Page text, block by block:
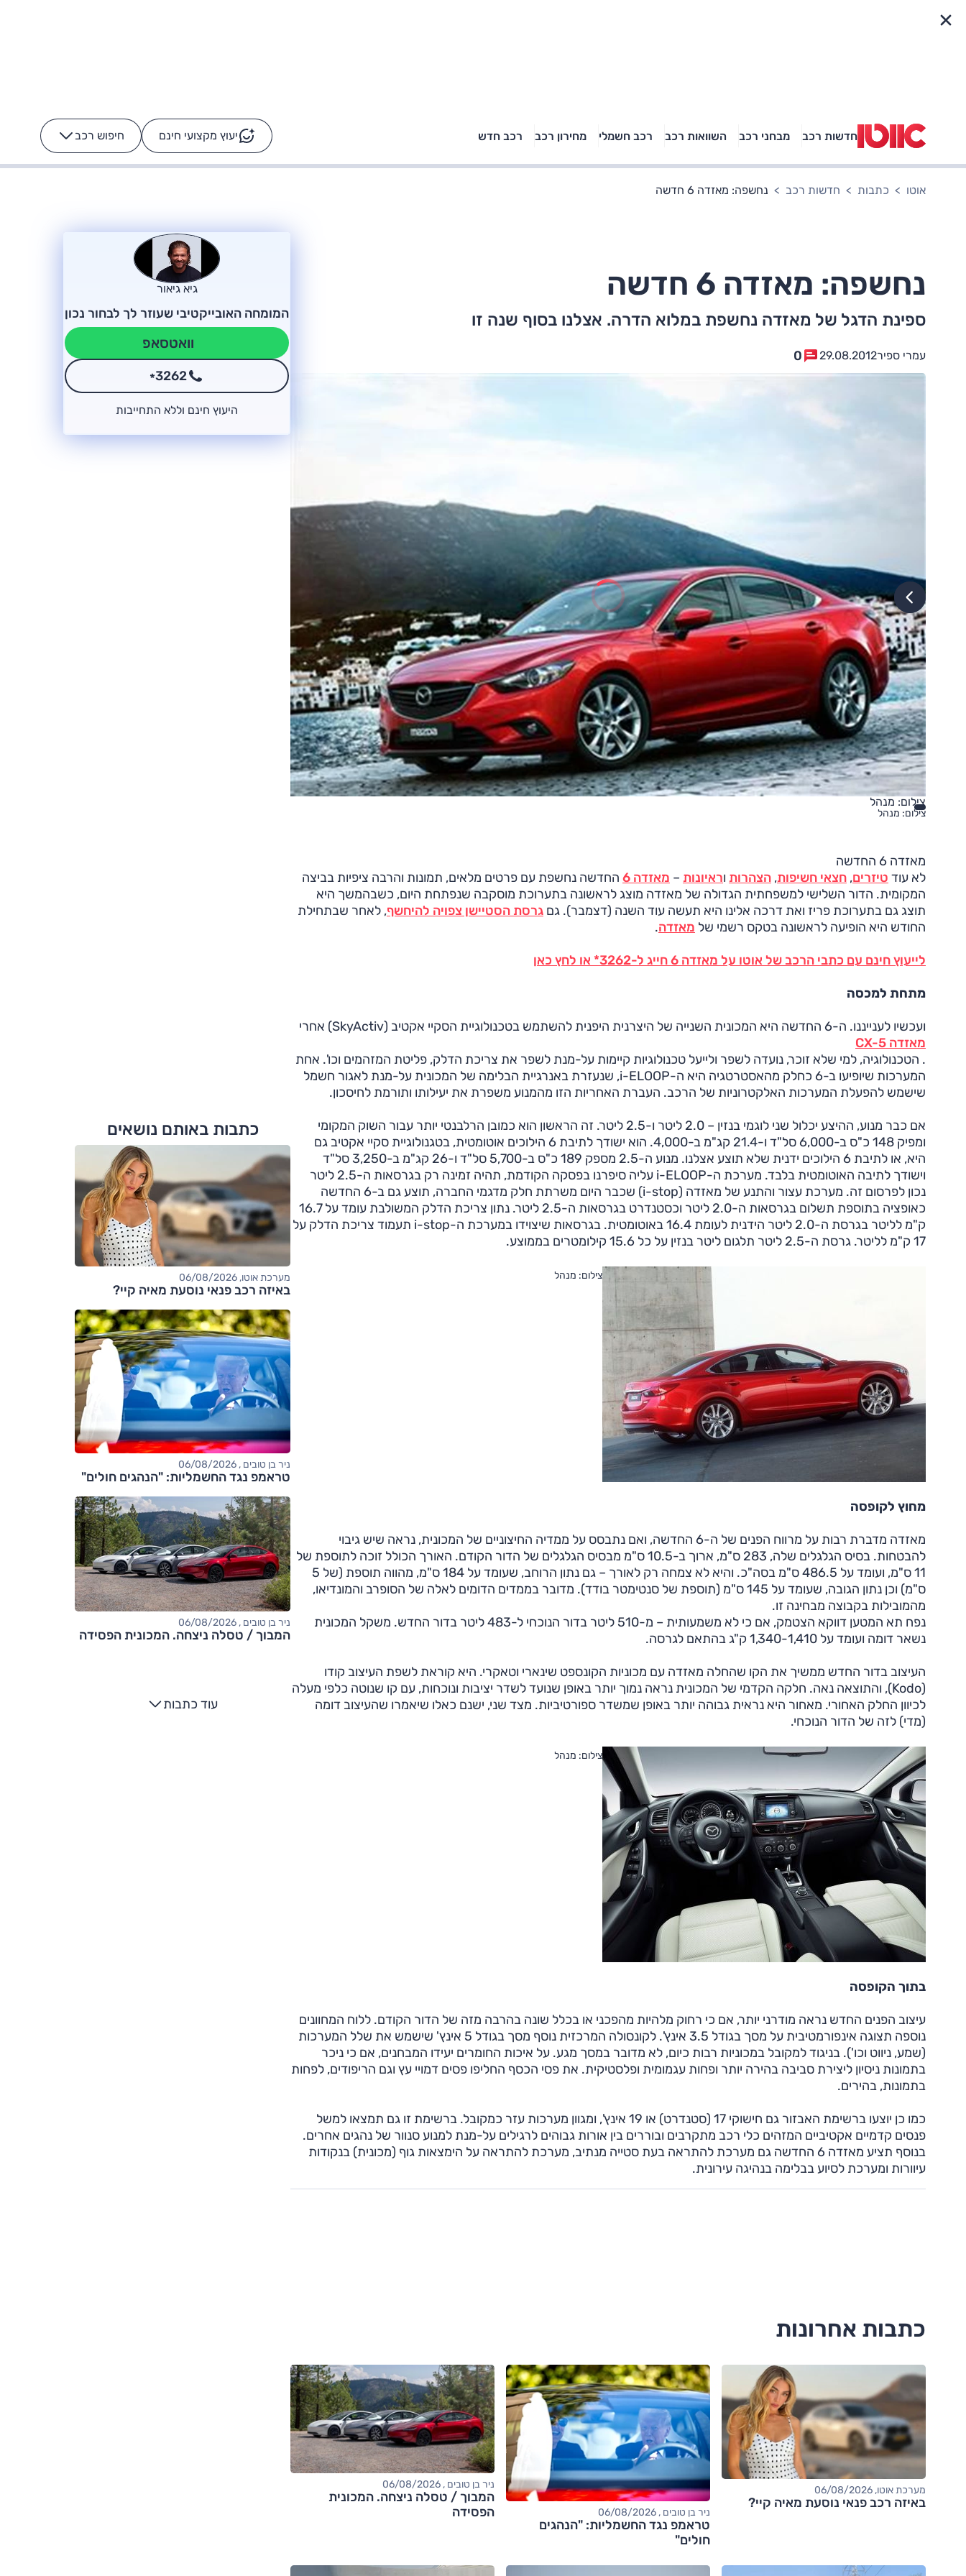
חדשות רכב מבחני רכב השוואות רכב רכב חשמלי מחירון רכב רכב חדש יעוץ מקצועי חינם חיפוש רכב -
באיזה רכב פנאי נוסעת
טויוטה ראב 4, קיה
ספורטאז' לונג ויונדאי
הנייר ועל הכביש
רכבי הסלבס: על מה נוסע
הרכב לא מתקלקל. המסך
כן
אוטו כתבות חדשות רכב נחשפה: מאזדה 6 חדשה
נחשפה: מאזדה 6 חדשה
ספינת הדגל של מאזדה נחשפת במלוא הדרה. אצלנו בסוף שנה זו
עמרי ספיר29.08.2012
0
צילום: מנהל
צילום: מנהל
מאזדה 6 החדשה
לא עוד טיזרים, חצאי חשיפות, הצהרות וראיונות – מאזדה 6
החדשה נחשפת עם פרטים מלאים, תמונות והרבה ציפיות בביצה
המקומית. הדור השלישי למשפחתית הגדולה של מאזדה מוצג לראשונה בתערוכת מוסקבה שנפתחת היום, כשבהמשך היא
תוצג גם בתערוכת פריז ואת דרכה אלינו היא תעשה עוד השנה (דצמבר). גם גרסת הסטיישן צפויה להיחשף, לאחר שבתחילת
החודש היא הופיעה לראשונה בטקס רשמי של מאזדה.
לייעוץ חינם עם כתבי הרכב של אוטו על מאזדה 6 חייג ל-3262* או לחץ כאן
מתחת למכסה
ועכשיו לענייננו. ה-6 החדשה היא המכונית השנייה של היצרנית היפנית להשתמש בטכנולוגיית הסקיי אקטיב (SkyActiv) אחרי
מאזדה CX-5
. הטכנולוגיה, למי שלא זוכר, נועדה לשפר ולייעל טכנולוגיות קיימות על-מנת לשפר את צריכת הדלק, פליטת המזהמים וכו'. אחת
המערכות שיופיעו ב-6 כחלק מהאסטרטגיה היא ה-i-ELOOP, שנעזרת באנרגיית הבלימה של המכונית על-מנת לאגור חשמל
שישמש להפעלת המערכות האלקטרוניות של הרכב. העברת האחריות הזו מהמנוע משפרת את יעילותו ותורמת לחיסכון.
אם כבר מנוע, ההיצע יכלול שני לוגמי בנזין – 2.0 ליטר ו-2.5 ליטר. זה הראשון הוא כמובן הרלבנטי יותר עבור השוק המקומי
ומפיק 148 כ"ס ב-6,000 סל"ד ו-21.4 קג"מ ב-4,000. הוא ישודך לתיבת 6 הילוכים אוטומטית, בטגנולוגיית סקיי אקטיב גם
היא, או לתיבת 6 הילוכים ידנית שלא תוצע אצלנו. מנוע ה-2.5 מספק 189 כ"ס ב-5,700 סל"ד ו-26 קג"מ ב-3,250 סל"ד
וישודך לתיבה האוטומטית בלבד. מערכת ה-i-ELOOP עליה סיפרנו בפסקה הקודמת, תהיה זמינה רק בגרסאות ה-2.5 ליטר
נכון לפרסום זה. מערכת עצור והתנע של מאזדה (i-stop) שכבר היום משרתת חלק מדגמי החברה, תוצע גם ב-6 החדשה
כאופציה בתוספת תשלום בגרסאות ה-2.0 ליטר וכסטנדרט בגרסאות ה-2.5 ליטר. נתון צריכת הדלק המשולבת עומד על 16.7
ק"מ לליטר בגרסת ה-2.0 ליטר הידנית לעומת 16.4 באוטומטית. בגרסאות שיצוידו במערכת ה-i-stop תעמוד צריכת הדלק על
17 ק"מ לליטר. גרסת ה-2.5 ליטר תלגום ליטר בנזין על כל 15.6 קילומטרים בממוצע.
צילום: מנהל
מחוץ לקופסה
מאזדה מדברת רבות על מרווח הפנים של ה-6 החדשה, ואם נתבסס על ממדיה החיצוניים של המכונית, נראה שיש גיבוי
להבטחות. בסיס הגלגלים שלה, 283 ס"מ, ארוך ב-10.5 ס"מ מבסיס הגלגלים של הדור הקודם. האורך הכולל זוכה לתוספת של
11 ס"מ, ועומד על 486.5 ס"מ בסה"כ. והיא לא צמחה רק לאורך – גם נתון הרוחב, שעומד על 184 ס"מ, מהווה תוספת (של 5
ס"מ) וכן נתון הגובה, שעומד על 145 ס"מ (תוספת של סנטימטר בודד). מדובר בממדים הדומים לאלה של הסופרב והמונדיאו,
מהמובילות בקבוצה מבחינה זו.
נפח תא המטען דווקא הצטמק, אם כי לא משמעותית – מ-510 ליטר בדור הנוכחי ל-483 ליטר בדור החדש. משקל המכונית
נשאר דומה ועומד על 1,340-1,410 ק"ג בהתאם לגרסה.
העיצוב בדור החדש ממשיך את הקו שהחלה מאזדה עם מכוניות הקונספט שינארי וטאקרי. היא קוראת לשפת העיצוב קודו
(Kodo), והתוצאה נאה. חלקה הקדמי של המכונית נראה נמוך יותר באופן שנועד לשדר יציבות ונוכחות, עם קו שנוטה כלפי מעלה
לכיוון החלק האחורי. מאחור היא נראית גבוהה יותר באופן שמשדר ספורטיביות. מצד שני, ישנם כאלו שיאמרו שהעיצוב דומה
(מדי) לזה של הדור הנוכחי.
צילום: מנהל
בתוך הקופסה
עיצוב הפנים החדש נראה מודרני יותר, אם כי רחוק מלהיות מהפכני או בכלל שונה בהרבה מזה של הדור הקודם. ללוח המחוונים
נוספה תצוגה אינפורמטיבית על מסך בגודל 3.5 אינץ'. לקונסולה המרכזית נוסף מסך בגודל 5 אינץ' שישמש את שלל המערכות
(שמע, ניווט וכו'). בניגוד למקובל במכוניות רבות כיום, לא מדובר במסך מגע. על איכות החומרים יעידו המבחנים, אם כי ניכר
בתמונות ניסיון ליצירת סביבה בהירה יותר ופחות עגמומית ופלסטיקית. את פסי הכסף החליפו פסים דמויי עץ וגם הריפודים, לפחות
בתמונות, בהירים.
כמו כן יוצעו ברשימת האבזור גם חישוקי 17 (סטנדרט) או 19 אינץ', ומגוון מערכות עזר כמקובל. ברשימת זו גם תמצאו למשל
פנסים קדמיים אקטיביים המזהים כלי רכב מתקרבים ובוררים בין אורות גבוהים לרגילים על-מנת למנוע סנוור של נהגים אחרים.
בנוסף תציע מאזדה 6 החדשה גם מערכת להתראה בעת סטייה מנתיב, מערכת להתראה על הימצאות גוף (מכונית) בנקודות
עיוורות ומערכת לסיוע בבלימה בנהיגה עירונית.
כתבות אחרונות
מערכת אוטו, 06/08/2026
באיזה רכב פנאי נוסעת מאיה קיי?
ניר בן טובים , 06/08/2026
טראמפ נגד החשמליות: "הנהגים
חולים"
ניר בן טובים , 06/08/2026
המבוך / טסלה ניצחה. המכונית
הפסידה
גיא גיאור
המומחה האובייקטיבי שעוזר לך לבחור נכון
וואטסאפ
*3262
היעוץ חינם וללא התחייבות
כתבות באותם נושאים
מערכת אוטו, 06/08/2026
באיזה רכב פנאי נוסעת מאיה קיי?
ניר בן טובים , 06/08/2026
טראמפ נגד החשמליות: "הנהגים חולים"
ניר בן טובים , 06/08/2026
המבוך / טסלה ניצחה. המכונית הפסידה
עוד כתבות